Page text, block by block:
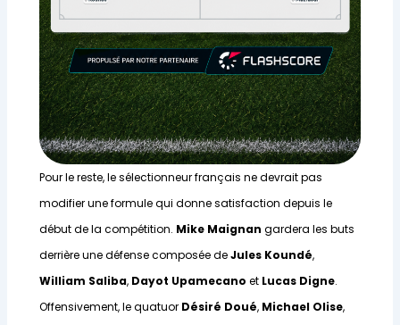
Pour le reste, le sélectionneur français ne devrait pas
modifier une formule qui donne satisfaction depuis le
début de la compétition. Mike Maignan gardera les buts
derrière une défense composée deJules Koundé,
William Saliba, Dayot Upamecano et Lucas Digne.
Offensivement, le quatuor Désiré Doué, Michael Olise,